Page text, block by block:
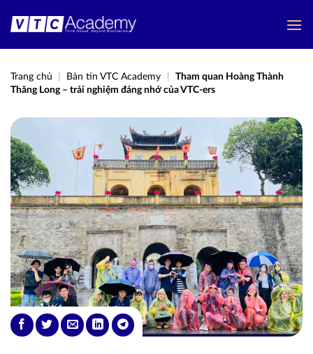
qua
Trang chủ Bản tin VTC Academy
Tham quan Hoàng Thành
Thăng Long – trải nghiệm đáng nhớ của VTC-ers